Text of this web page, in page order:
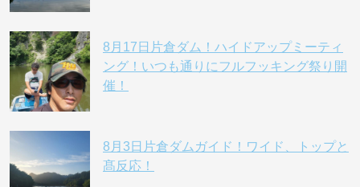
8月17日片倉ダム！ハイドアップミーティ
ング！いつも通りにフルフッキング祭り開
催！
8月3日片倉ダムガイド！ワイド、トップと
髙反応！